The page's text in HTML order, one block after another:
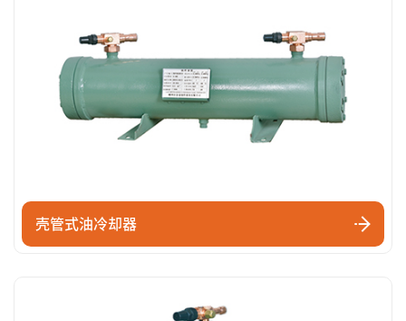
壳管式油冷却器